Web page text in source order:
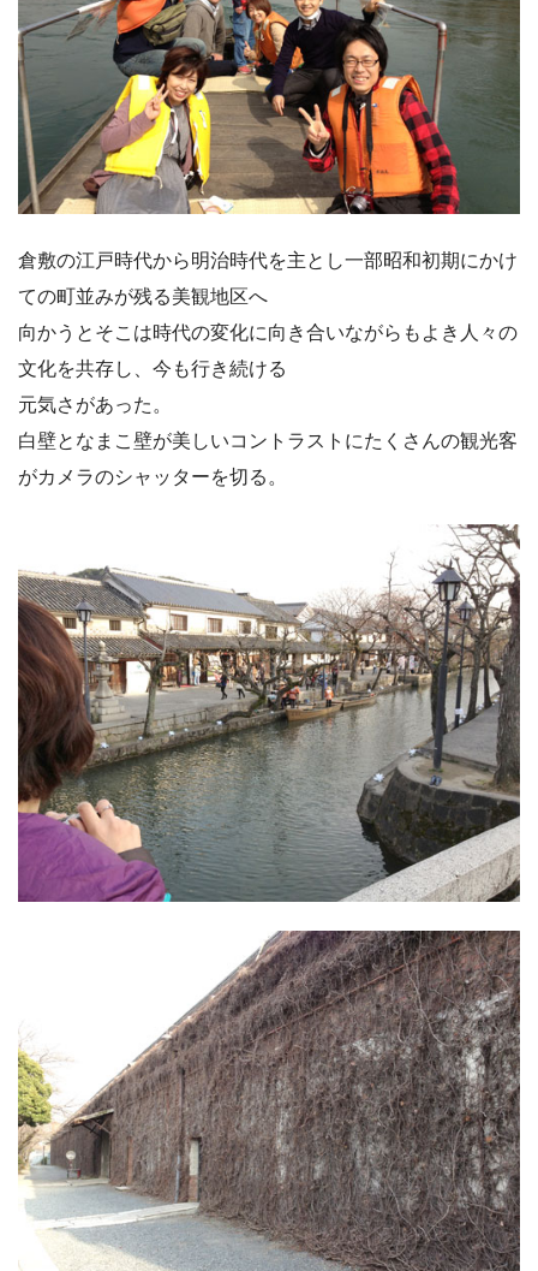
倉敷の江戸時代から明治時代を主とし一部昭和初期にかけ
ての町並みが残る美観地区へ
向かうとそこは時代の変化に向き合いながらもよき人々の
文化を共存し、今も行き続ける
元気さがあった。
白壁となまこ壁が美しいコントラストにたくさんの観光客
がカメラのシャッターを切る。